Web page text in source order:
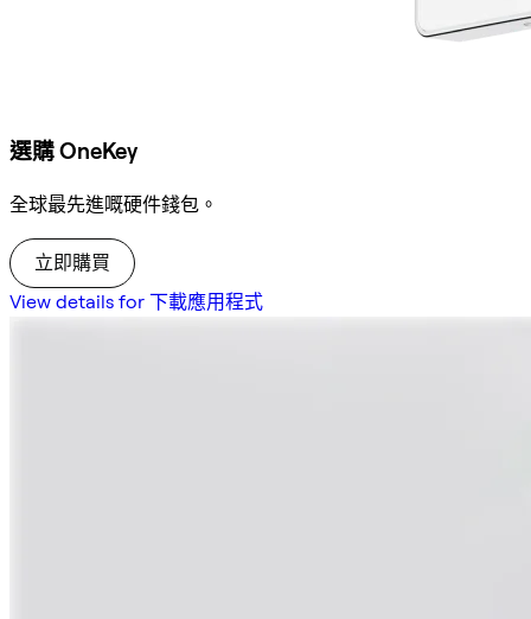
選購 OneKey
全球最先進嘅硬件錢包。
立即購買
View details for 下載應用程式